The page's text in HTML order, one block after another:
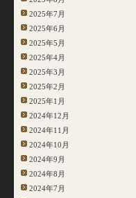
2025年7月
2025年6月
2025年5月
2025年4月
2025年3月
2025年2月
2025年1月
2024年12月
2024年11月
2024年10月
2024年9月
2024年8月
2024年7月